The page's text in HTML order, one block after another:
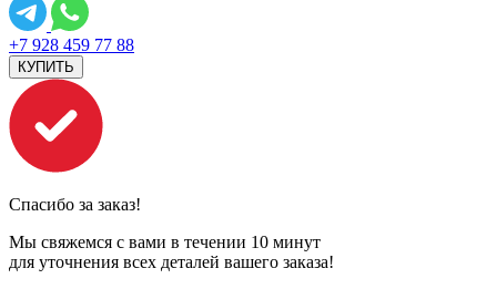
+7 928 459 77 88
КУПИТЬ
Спасибо за заказ!
Мы свяжемся с вами в течении 10 минут
для уточнения всех деталей вашего заказа!